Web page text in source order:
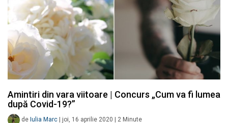
Amintiri din vara viitoare | Concurs „Cum va fi lumea
după Covid-19?”
de Iulia Marc joi, 16 aprilie 2020 2 Minute